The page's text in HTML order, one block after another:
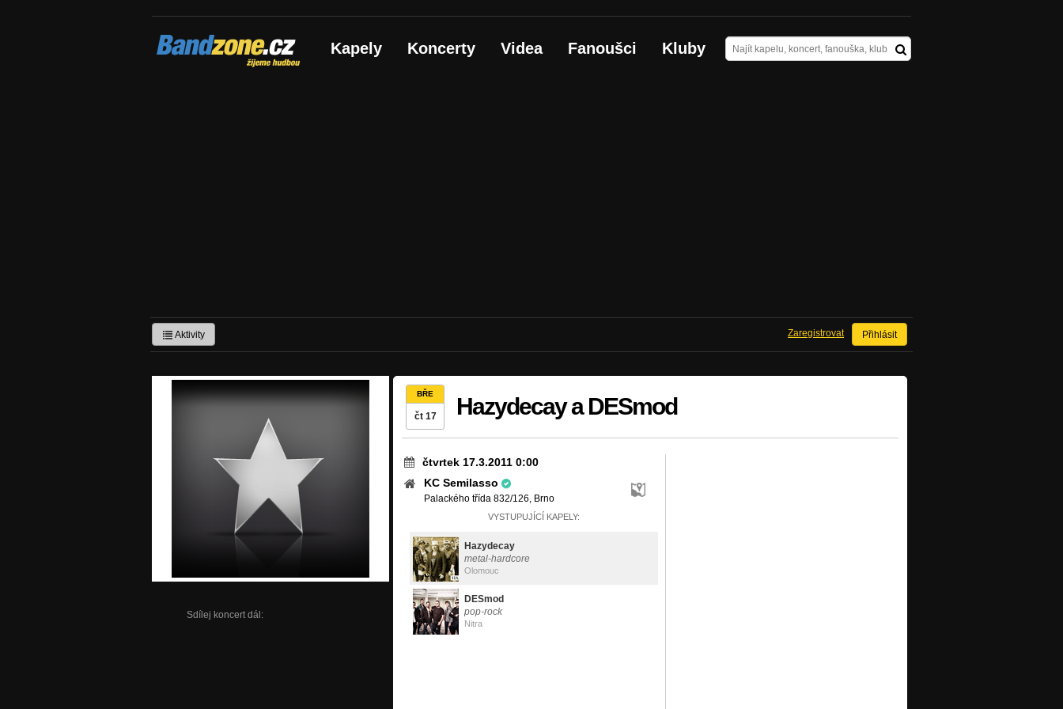
Bandzone.cz
žijeme hudbou Kapely Koncerty Videa Fanoušci Kluby
Aktivity Přihlásit
Zaregistrovat
Sdílej koncert dál:
BŘE
čt 17 Hazydecay a DESmod
čtvrtek 17.3.2011 0:00
KC Semilasso
Palackého třída 832/126, Brno
VYSTUPUJÍCÍ KAPELY:
Hazydecay
metal-hardcore
Olomouc
DESmod
pop-rock
Nitra